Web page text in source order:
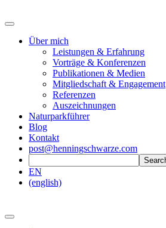
Über mich
Leistungen & Erfahrung
Vorträge & Konferenzen
Publikationen & Medien
Mitgliedschaft & Engagement
Referenzen
Auszeichnungen
Naturparkführer
Blog
Kontakt
post@henningschwarze.com
EN
(english)